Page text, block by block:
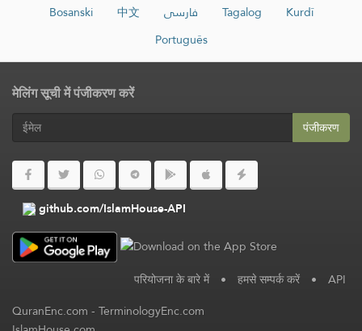
Bosanski
中文 فارسی Tagalog
Kurdî
Português
मेलिंग सूची में पंजीकरण करें
पंजीकरण
github.com/IslamHouse-API
परियोजना के बारे में • हमसे सम्पर्क करें • API
QuranEnc.com-TerminologyEnc.com